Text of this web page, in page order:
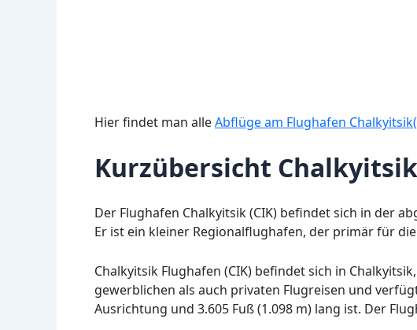
Hier findet man alleAbflüge am Flughafen
Kurzübersicht
Der Flughafen Chalkyitsik (CIK) befindet sich in der
Er ist ein kleiner Regionalflughafen, der primär für
Chalkyitsik Flughafen (CIK) befindet sich in
gewerblichen als auch privaten Flugreisen und
Ausrichtung und 3.605 Fuß (1.098 m) lang ist. Der